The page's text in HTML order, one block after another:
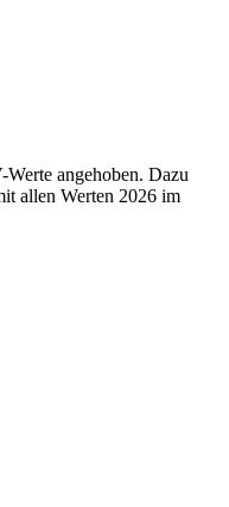
angehoben. Dazu
allen Werten 2026 im